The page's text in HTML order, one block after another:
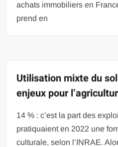
achats immobiliers en
prend en
Utilisation mixte du
enjeux pour
14 % : c’est la part des
pratiquaient en 2022 une
culturale, selon l’INRAE.